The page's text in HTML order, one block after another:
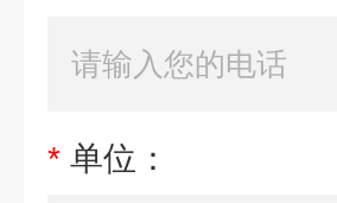
* 单位：